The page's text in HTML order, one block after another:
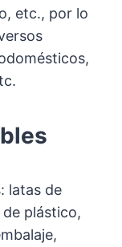
etc., por lo
latas de
plástico,